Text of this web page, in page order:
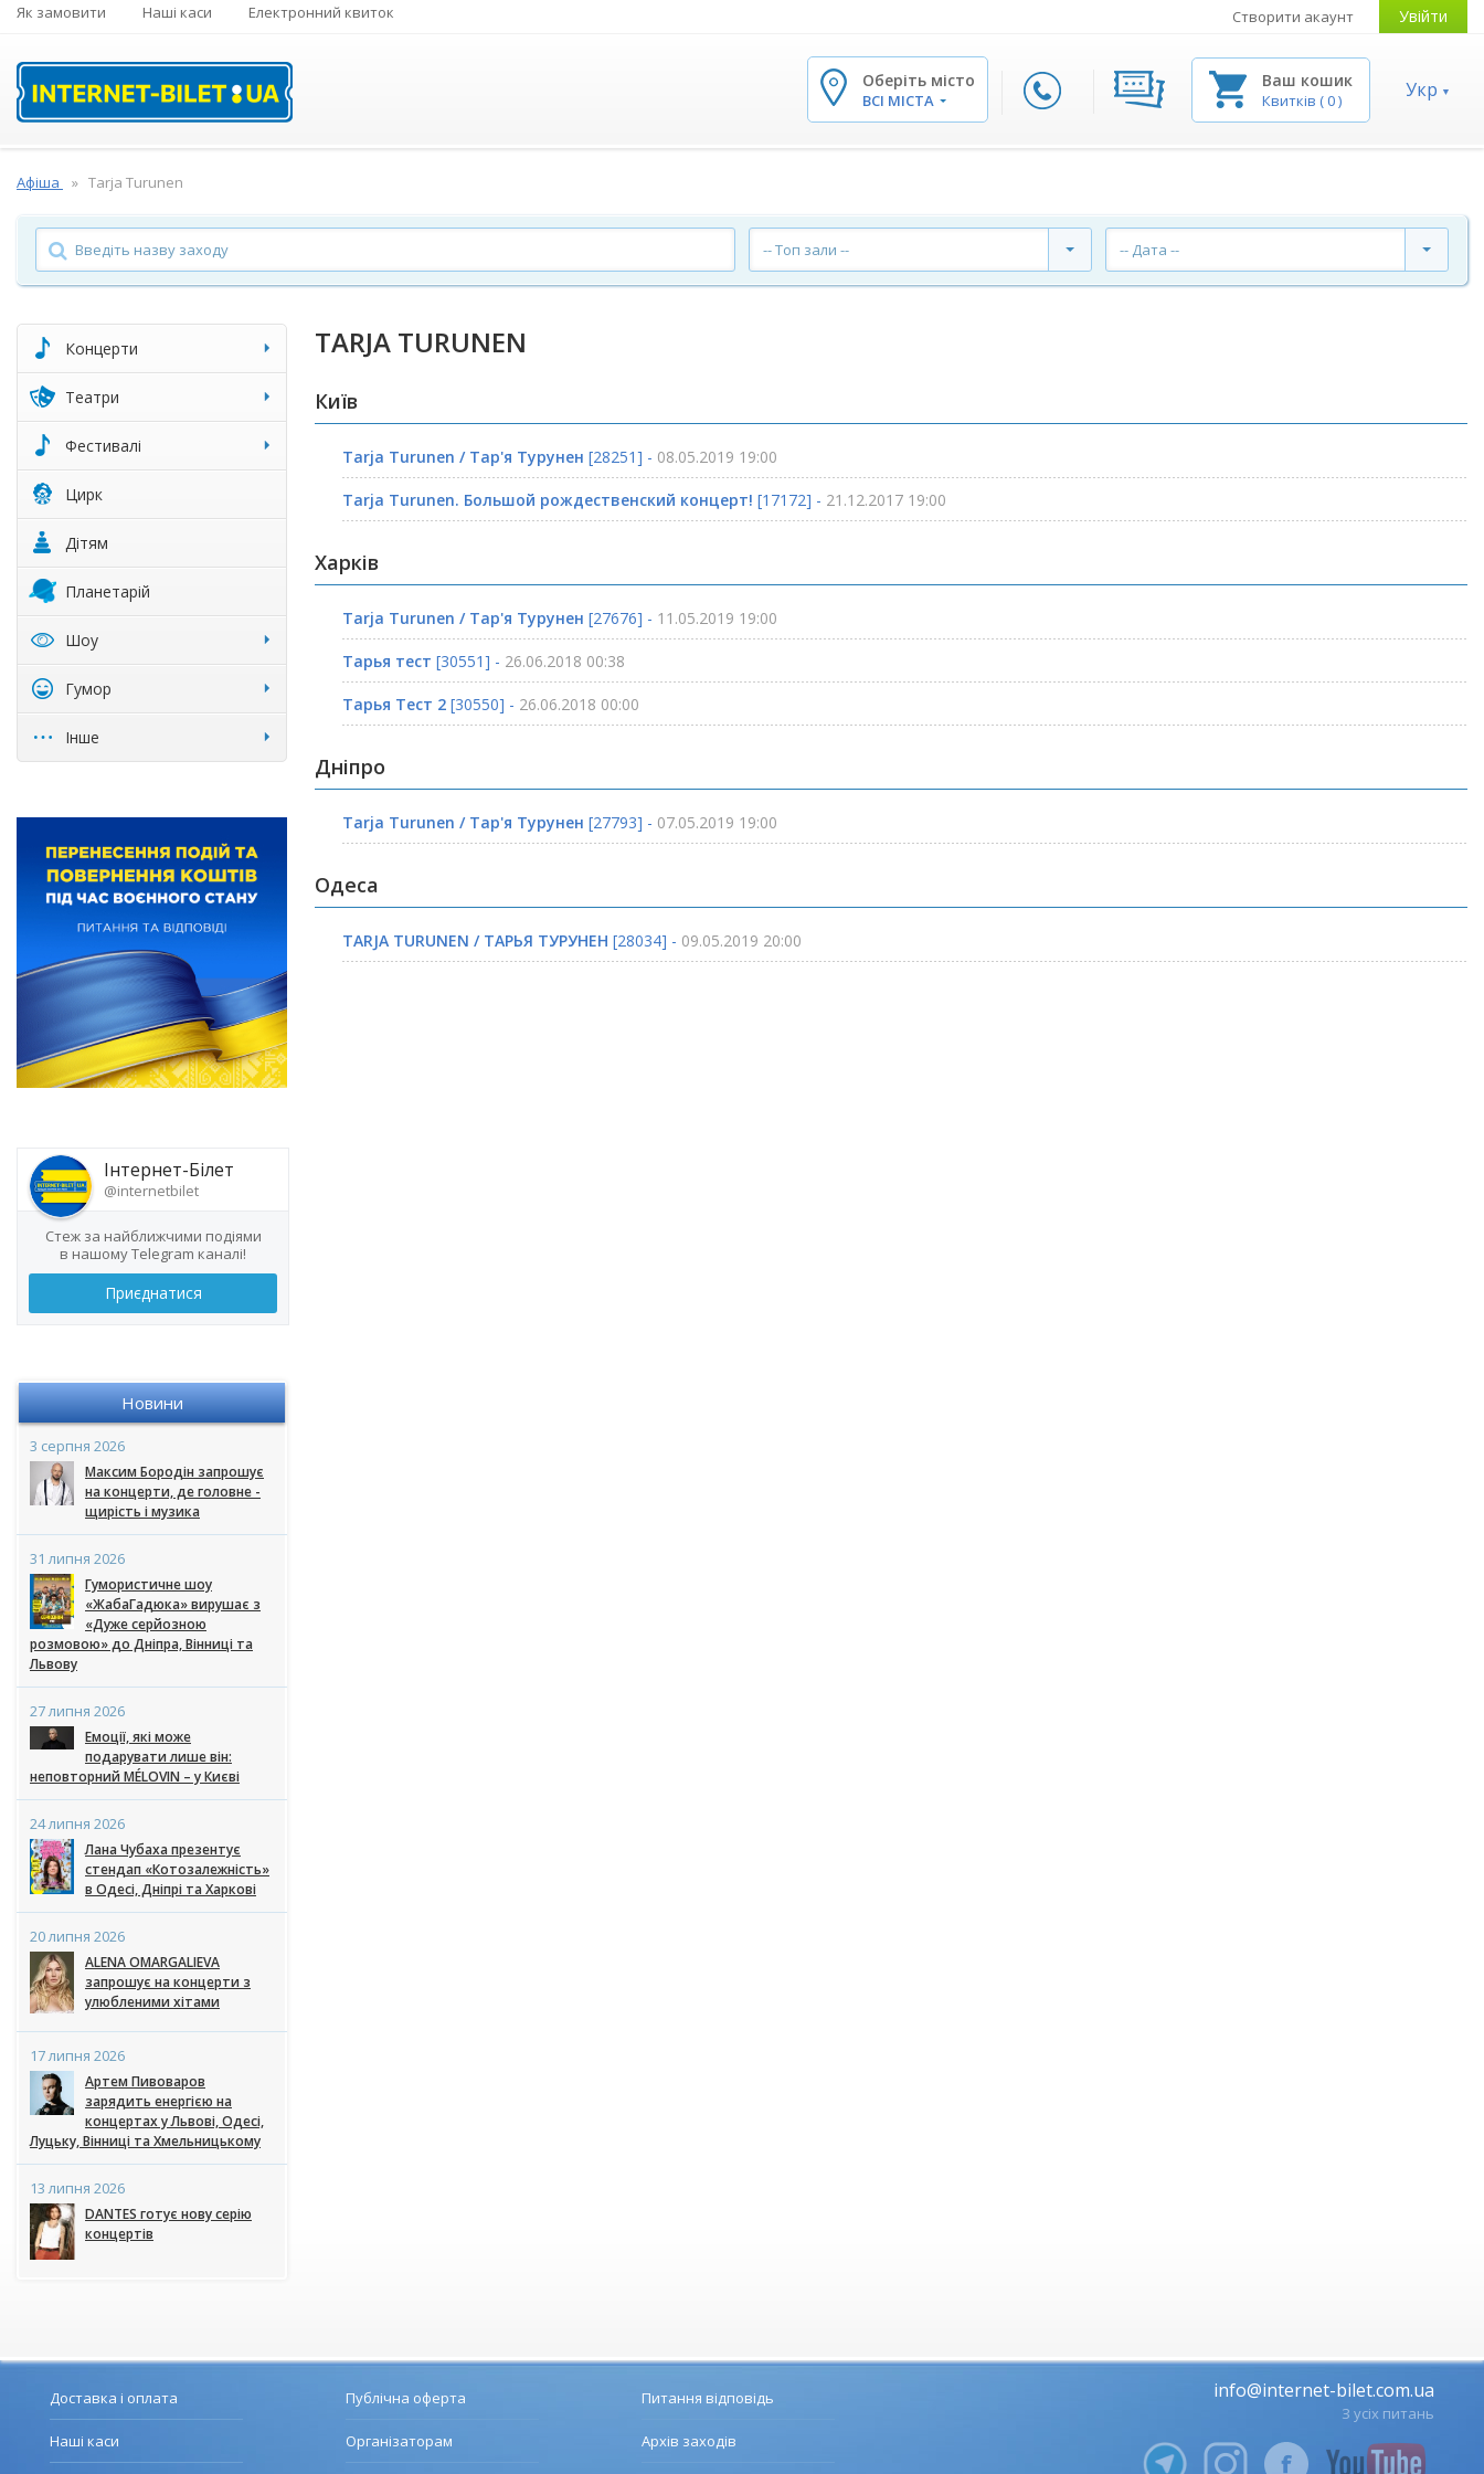
Як замовити Наші каси Електронний квиток Створити акаунт Увійти
Оберіть місто
ВСІ МІСТА
Ваш кошик
Квитків (0) Укр
Афіша Tarja Turunen
-- Топ зали -- -- Дата --
Концерти
Театри
Фестивалі
Цирк
Дітям
Планетарій
Шоу
Гумор
Інше
Інтернет-Білет
@internetbilet
Стеж за найближчими подіями
в нашому Telegram каналі!
Приєднатися
Новини
3 серпня 2026
Максим Бородін запрошує
на концерти, де головне -
щирість і музика
31 липня 2026
Гумористичне шоу
«ЖабаГадюка» вирушає з
«Дуже серйозною
розмовою» до Дніпра, Вінниці та
Львову
27 липня 2026
Емоції, які може
подарувати лише він:
неповторний MÉLOVIN – у Києві
24 липня 2026
Лана Чубаха презентує
стендап «Котозалежність»
в Одесі, Дніпрі та Харкові
20 липня 2026
ALENA OMARGALIEVA
запрошує на концерти з
улюбленими хітами
17 липня 2026
Артем Пивоваров
зарядить енергією на
концертах у Львові, Одесі,
Луцьку, Вінниці та Хмельницькому
13 липня 2026
DANTES готує нову серію
концертів
TARJA TURUNEN
Київ
Tarja Turunen / Тар'я Турунен [28251] - 08.05.2019 19:00
Tarja Turunen. Большой рождественский концерт! [17172] - 21.12.2017 19:00
Харків
Tarja Turunen / Тар'я Турунен [27676] - 11.05.2019 19:00
Тарья тест [30551] - 26.06.2018 00:38
Тарья Тест 2 [30550] - 26.06.2018 00:00
Дніпро
Tarja Turunen / Тар'я Турунен [27793] - 07.05.2019 19:00
Одеса
TARJA TURUNEN / ТАРЬЯ ТУРУНЕН [28034] - 09.05.2019 20:00
Доставка і оплата
Наші каси
Публічна оферта
Організаторам
Питання відповідь
Архів заходів
info@internet-bilet.com.ua
З усіх питань